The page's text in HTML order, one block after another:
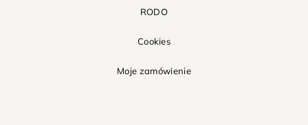
RODO
Cookies
Moje zamówienie